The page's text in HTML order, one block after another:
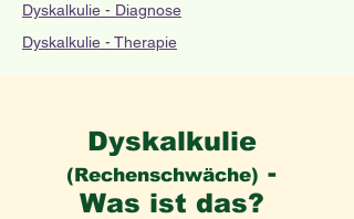
Dyskalkulie - Diagnose
Dyskalkulie - Therapie
Dyskalkulie
(Rechenschwäche) -
Was ist das?